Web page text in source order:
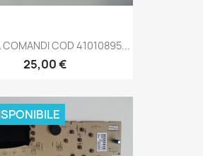
COMANDI COD 41010895...
25,00 €